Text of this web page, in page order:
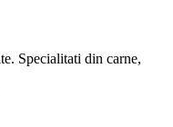
Specialitati din carne,